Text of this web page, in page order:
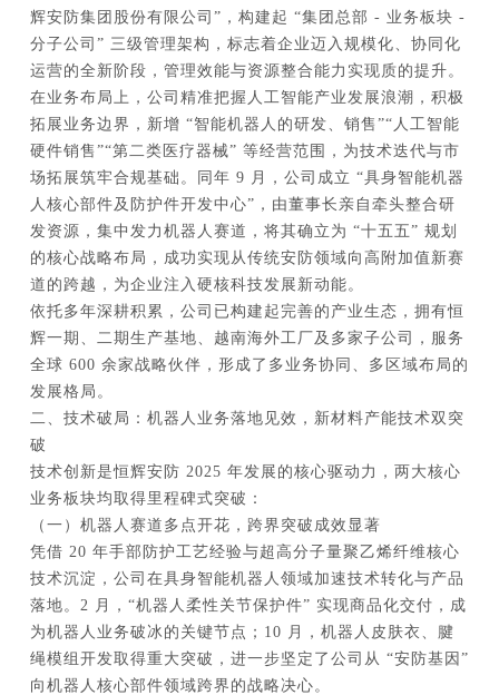
辉安防集团股份有限公司”，构建起 “集团总部 - 业务板块 -
分子公司” 三级管理架构，标志着企业迈入规模化、协同化
运营的全新阶段，管理效能与资源整合能力实现质的提升。
在业务布局上，公司精准把握人工智能产业发展浪潮，积极
拓展业务边界，新增 “智能机器人的研发、销售”“人工智能
硬件销售”“第二类医疗器械” 等经营范围，为技术迭代与市
场拓展筑牢合规基础。同年 9 月，公司成立 “具身智能机器
人核心部件及防护件开发中心”，由董事长亲自牵头整合研
发资源，集中发力机器人赛道，将其确立为 “十五五” 规划
的核心战略布局，成功实现从传统安防领域向高附加值新赛
道的跨越，为企业注入硬核科技发展新动能。
依托多年深耕积累，公司已构建起完善的产业生态，拥有恒
辉一期、二期生产基地、越南海外工厂及多家子公司，服务
全球 600 余家战略伙伴，形成了多业务协同、多区域布局的
发展格局。
二、技术破局：机器人业务落地见效，新材料产能技术双突
破
技术创新是恒辉安防 2025 年发展的核心驱动力，两大核心
业务板块均取得里程碑式突破：
（一）机器人赛道多点开花，跨界突破成效显著
凭借 20 年手部防护工艺经验与超高分子量聚乙烯纤维核心
技术沉淀，公司在具身智能机器人领域加速技术转化与产品
落地。2 月，“机器人柔性关节保护件” 实现商品化交付，成
为机器人业务破冰的关键节点；10 月，机器人皮肤衣、腱
绳模组开发取得重大突破，进一步坚定了公司从 “安防基因”
向机器人核心部件领域跨界的战略决心。